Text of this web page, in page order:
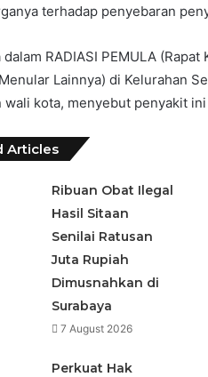
terhadap penyebaran
RADIASI PEMULA
Lainnya) di Kelurahan
wali kota, menyebut penyakit
Articles
Ribuan Obat Ilegal
Hasil Sitaan
Senilai Ratusan
Juta Rupiah
Dimusnahkan di
Surabaya
7 August 2026
Perkuat Hak